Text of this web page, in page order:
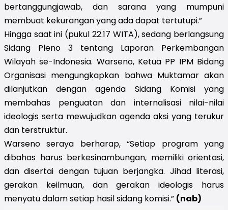
bertanggungjawab, dan sarana yang mumpuni
membuat kekurangan yang ada dapat tertutupi.”
Hingga saat ini (pukul 22.17 WITA), sedang berlangsung
Sidang Pleno 3 tentang Laporan Perkembangan
Wilayah se-Indonesia. Warseno, Ketua PP IPM Bidang
Organisasi mengungkapkan bahwa Muktamar akan
dilanjutkan dengan agenda Sidang Komisi yang
membahas penguatan dan internalisasi nilai-nilai
ideologis serta mewujudkan agenda aksi yang terukur
dan terstruktur.
Warseno seraya berharap, “Setiap program yang
dibahas harus berkesinambungan, memiliki orientasi,
dan disertai dengan tujuan berjangka. Jihad literasi,
gerakan keilmuan, dan gerakan ideologis harus
menyatu dalam setiap hasil sidang komisi.” (nab)